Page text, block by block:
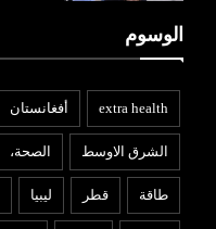
الوسوم
extra health أفغانستان
الشرق الاوسط الصحة،
طاقة قطر ليبيا